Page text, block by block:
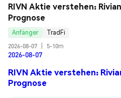
RIVN Aktie verstehen:
Prognose
Anfänger
TradFi
2026-08-07
5-10m
2026-08-07
RIVN Aktie verstehen:
Prognose